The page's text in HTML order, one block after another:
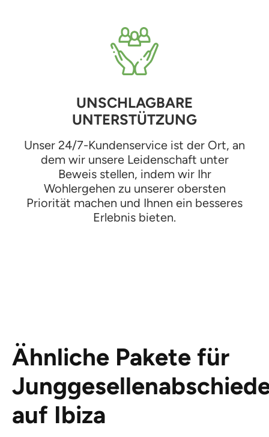
UNSCHLAGBARE
UNTERSTÜTZUNG
Unser 24/7-Kundenservice ist der Ort, an
dem wir unsere Leidenschaft unter
Beweis stellen, indem wir Ihr
Wohlergehen zu unserer obersten
Priorität machen und Ihnen ein besseres
Erlebnis bieten.
Ähnliche Pakete für
auf Ibiza